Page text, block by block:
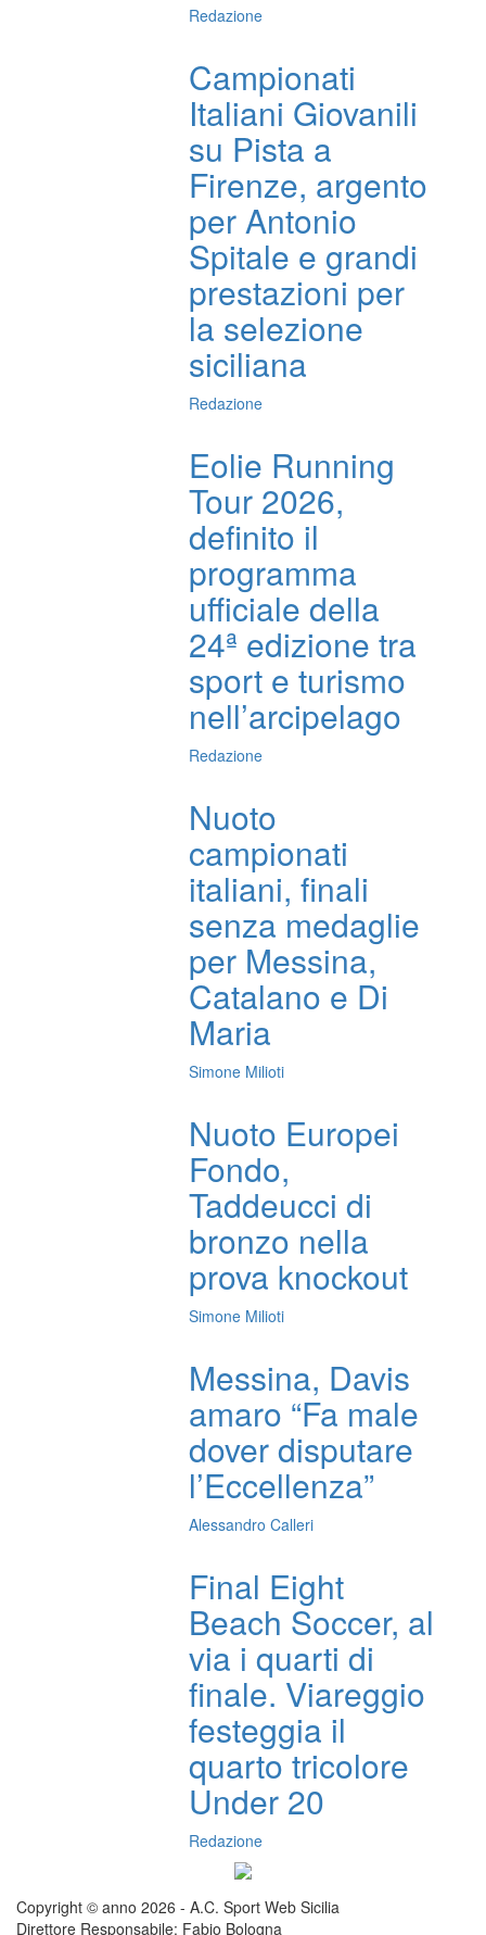
Redazione
Campionati
Italiani Giovanili
su Pista a
Firenze, argento
per Antonio
Spitale e grandi
prestazioni per
la selezione
siciliana
Redazione
Eolie Running
Tour 2026,
definito il
programma
ufficiale della
24ª edizione tra
sport e turismo
nell’arcipelago
Redazione
Nuoto
campionati
italiani, finali
senza medaglie
per Messina,
Catalano e Di
Maria
Simone Milioti
Nuoto Europei
Fondo,
Taddeucci di
bronzo nella
prova knockout
Simone Milioti
Messina, Davis
amaro “Fa male
dover disputare
l’Eccellenza”
Alessandro Calleri
Final Eight
Beach Soccer, al
via i quarti di
finale. Viareggio
festeggia il
quarto tricolore
Under 20
Redazione
Copyright © anno 2026 - A.C. Sport Web Sicilia
Direttore Responsabile: Fabio Bologna